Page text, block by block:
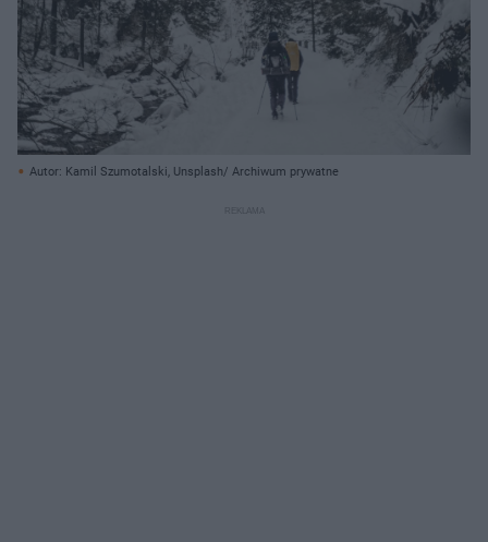
Autor: Kamil Szumotalski, Unsplash/ Archiwum prywatne